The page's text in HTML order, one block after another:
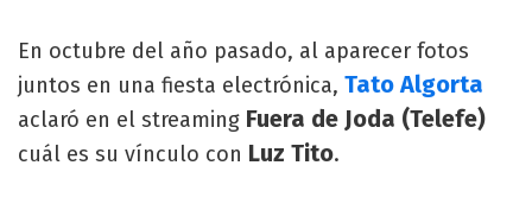
En octubre del año pasado, al aparecer fotos
juntos en una fiesta electrónica, Tato Algorta
aclaró en el streaming Fuera de Joda (Telefe)
cuál es su vínculo con Luz Tito.